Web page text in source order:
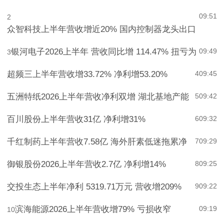
09:51
2
众智科技上半年营收增近20% 国内控制器龙头出口
09:49
3银河电子2026上半年 营收同比增 114.47% 扭亏为
09:45
4
超频三上半年营收增33.72% 净利增53.20%
09:42
5
五洲特纸2026上半年营收净利双增 湖北基地产能
09:32
6
百川股份上半年营收31亿 净利增31%
09:29
7
千红制药上半年营收7.58亿 海外肝素低迷拖累净
09:25
8
御银股份2026上半年营收2.7亿 净利增14%
09:22
9
交投生态上半年净利 5319.71万元 营收增209%
09:19
10滨海能源2026上半年营收增79% 亏损收窄